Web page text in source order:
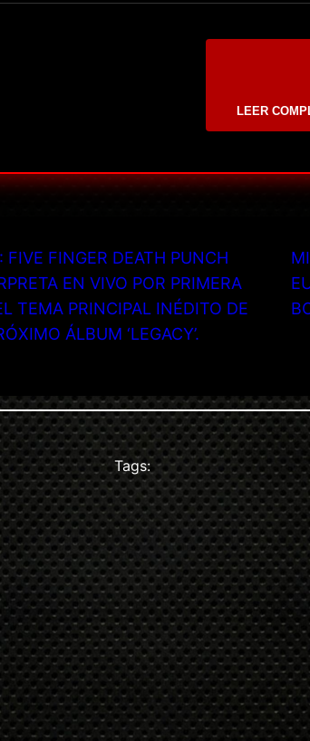
LEER
FIVE FINGER DEATH PUNCH
EN VIVO POR PRIMERA
TEMA PRINCIPAL INÉDITO DE
ÁLBUM ‘LEGACY’.
Tags: